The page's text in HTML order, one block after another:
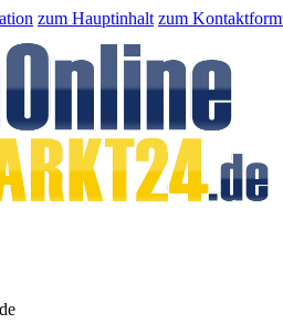
zum Hauptinhalt zum